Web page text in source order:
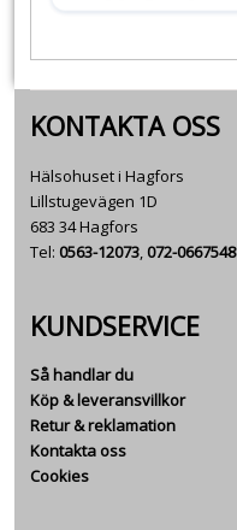
KONTAKTA OSS
Hälsohuset i Hagfors
Lillstugevägen 1D
683 34 Hagfors
Tel: 0563-12073, 072-0667548
KUNDSERVICE
Så handlar du
Köp & leveransvillkor
Retur & reklamation
Kontakta oss
Cookies